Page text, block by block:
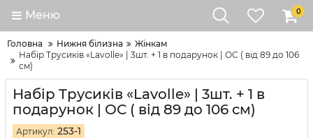
Меню 0
Головна Нижня білизна
Жінкам
Набір Трусиків «Lavolle» | 3шт. + 1 в подарунок | ОС ( від 89 до 106
см)
Набір Трусиків «Lavolle» | 3шт. + 1 в
подарунок | ОС ( від 89 до 106 см)
Артикул: 253-1